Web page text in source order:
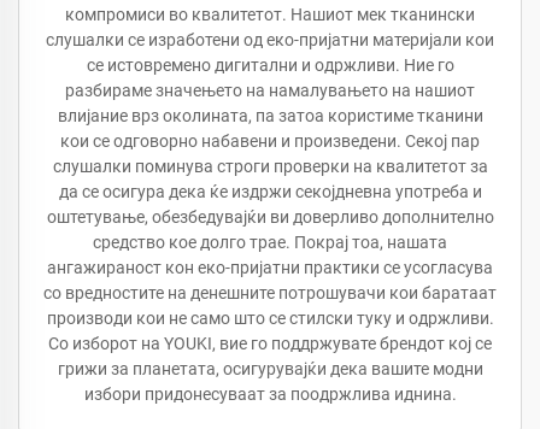
компромиси во квалитетот. Нашиот мек тканински
слушалки се изработени од еко-пријатни материјали кои
се истовремено дигитални и одржливи. Ние го
разбираме значењето на намалувањето на нашиот
влијание врз околината, па затоа користиме тканини
кои се одговорно набавени и произведени. Секој пар
слушалки поминува строги проверки на квалитетот за
да се осигура дека ќе издржи секојдневна употреба и
оштетување, обезбедувајќи ви доверливо дополнително
средство кое долго трае. Покрај тоа, нашата
ангажираност кон еко-пријатни практики се усогласува
со вредностите на денешните потрошувачи кои баратаат
производи кои не само што се стилски туку и одржливи.
Со изборот на YOUKI, вие го поддржувате брендот кој се
грижи за планетата, осигурувајќи дека вашите модни
избори придонесуваат за поодржлива иднина.